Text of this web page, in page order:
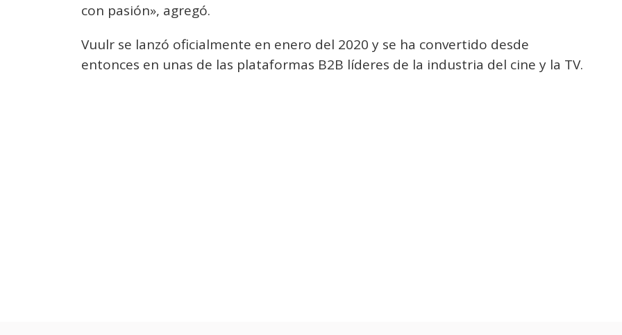
con pasión», agregó.
Vuulr se lanzó oficialmente en enero del 2020 y se ha convertido desde
entonces en unas de las plataformas B2B líderes de la industria del cine y la TV.